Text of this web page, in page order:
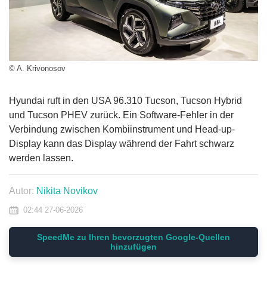
© A. Krivonosov
Hyundai ruft in den USA 96.310 Tucson, Tucson Hybrid
und Tucson PHEV zurück. Ein Software-Fehler in der
Verbindung zwischen Kombiinstrument und Head-up-
Display kann das Display während der Fahrt schwarz
werden lassen.
Autor: Nikita Novikov
02:44 27-06-2026
SpeedMe zu Ihren bevorzugten Google-Quellen
hinzufügen